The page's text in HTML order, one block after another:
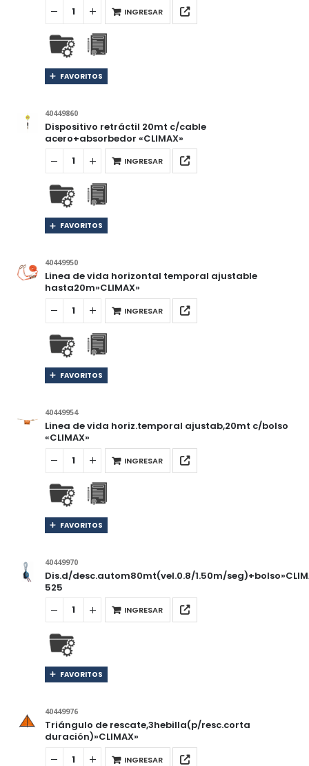
INGRESAR
FAVORITOS
40449860
Dispositivo retráctil 20mt c/cable
acero+absorbedor «CLIMAX»
INGRESAR
FAVORITOS
40449950
Linea de vida horizontal temporal ajustable
hasta20m»CLIMAX»
INGRESAR
FAVORITOS
40449954
Linea de vida horiz.temporal ajustab,20mt c/bolso
«CLIMAX»
INGRESAR
FAVORITOS
40449970
Dis.d/desc.autom80mt(vel.0.8/1.50m/
525
INGRESAR
FAVORITOS
40449976
Triángulo de rescate,3hebilla(p/resc.corta
duración)»CLIMAX»
INGRESAR